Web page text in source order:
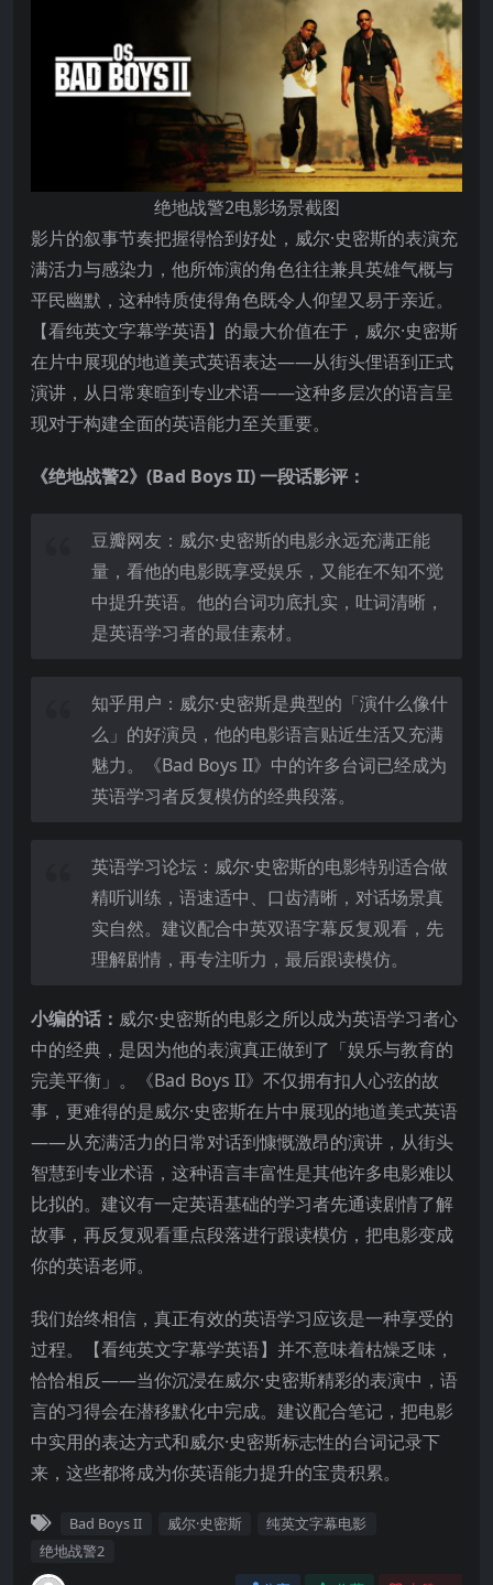
绝地战警2电影场景截图
影片的叙事节奏把握得恰到好处，威尔·史密斯的表演充
满活力与感染力，他所饰演的角色往往兼具英雄气概与
平民幽默，这种特质使得角色既令人仰望又易于亲近。
【看纯英文字幕学英语】的最大价值在于，威尔·史密斯
在片中展现的地道美式英语表达——从街头俚语到正式
演讲，从日常寒暄到专业术语——这种多层次的语言呈
现对于构建全面的英语能力至关重要。
《绝地战警2》(Bad Boys II) 一段话影评：
豆瓣网友：威尔·史密斯的电影永远充满正能
量，看他的电影既享受娱乐，又能在不知不觉
中提升英语。他的台词功底扎实，吐词清晰，
是英语学习者的最佳素材。
知乎用户：威尔·史密斯是典型的「演什么像什
么」的好演员，他的电影语言贴近生活又充满
魅力。《Bad Boys II》中的许多台词已经成为
英语学习者反复模仿的经典段落。
英语学习论坛：威尔·史密斯的电影特别适合做
精听训练，语速适中、口齿清晰，对话场景真
实自然。建议配合中英双语字幕反复观看，先
理解剧情，再专注听力，最后跟读模仿。
小编的话： 威尔·史密斯的电影之所以成为英语学习者心
中的经典，是因为他的表演真正做到了「娱乐与教育的
完美平衡」。《Bad Boys II》不仅拥有扣人心弦的故
事，更难得的是威尔·史密斯在片中展现的地道美式英语
——从充满活力的日常对话到慷慨激昂的演讲，从街头
智慧到专业术语，这种语言丰富性是其他许多电影难以
比拟的。建议有一定英语基础的学习者先通读剧情了解
故事，再反复观看重点段落进行跟读模仿，把电影变成
你的英语老师。
我们始终相信，真正有效的英语学习应该是一种享受的
过程。【看纯英文字幕学英语】并不意味着枯燥乏味，
恰恰相反——当你沉浸在威尔·史密斯精彩的表演中，语
言的习得会在潜移默化中完成。建议配合笔记，把电影
中实用的表达方式和威尔·史密斯标志性的台词记录下
来，这些都将成为你英语能力提升的宝贵积累。
Bad Boys II 威尔·史密斯
纯英文字幕电影
绝地战警2